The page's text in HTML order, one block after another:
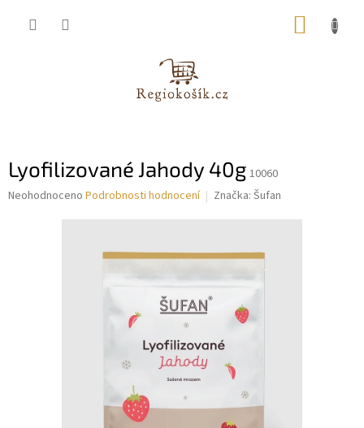
Lyofilizované Jahody 40g 10060
Průměrné
Neohodnoceno Podrobnosti hodnocení Značka: Šufan